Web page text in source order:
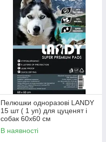
Пелюшки одноразові LANDY
15 шт ( 1 уп) для цуценят і
собак 60х60 см
В наявності